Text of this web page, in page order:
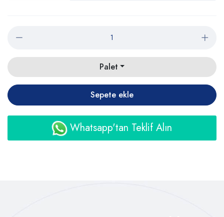
Palet
Sepete ekle
Whatsapp'tan Teklif Alın